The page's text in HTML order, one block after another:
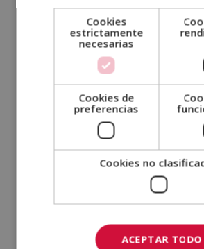
septiembre 2022
agosto 2022
julio 2022
mayo 2022
abril 2022
febrero 2022
octubre 2021
Cookies
estrictamente
necesarias
Cookies de
preferencias
Cookies no
ACEPTAR TODO